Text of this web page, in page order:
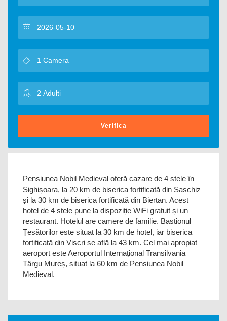
Verifica
Pensiunea Nobil Medieval oferă cazare de 4 stele în
Sighișoara, la 20 km de biserica fortificată din Saschiz
și la 30 km de biserica fortificată din Biertan. Acest
hotel de 4 stele pune la dispoziție WiFi gratuit și un
restaurant. Hotelul are camere de familie. Bastionul
Țesătorilor este situat la 30 km de hotel, iar biserica
fortificată din Viscri se află la 43 km. Cel mai apropiat
aeroport este Aeroportul Internațional Transilvania
Târgu Mureș, situat la 60 km de Pensiunea Nobil
Medieval.